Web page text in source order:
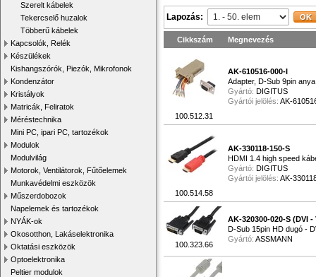
Szerelt kábelek
Tekercselő huzalok
Többerű kábelek
Kapcsolók, Relék
Készülékek
Kishangszórók, Piezók, Mikrofonok
Kondenzátor
Kristályok
Matricák, Feliratok
Méréstechnika
Mini PC, ipari PC, tartozékok
Modulok
Modulvilág
Motorok, Ventilátorok, Fűtőelemek
Munkavédelmi eszközök
Műszerdobozok
Napelemek és tartozékok
NYÁK-ok
Okosotthon, Lakáselektronika
Oktatási eszközök
Optoelektronika
Peltier modulok
DisplayPort dugó (1)
SATA dugó (1)
micro USB anya (2)
USB mini 5pin du… (2)
tüskés csatlakoz… (1)
IDE 20pin anya (2)
Centronics 36pin… (2)
Jack 3.5mm aljza… (2)
Jack 3,5mm 3pin … (1)
USB A aljzat x2 (3)
PS/2 dugó (4)
PS/2 aljzat (2)
micro USB B 3.0 (1)
RJ11 aljzat (1)
RJ45 aljzat (3)
USB 3.2 (2)
5.5 /
Lapozás:
Cikkszám Megnevezés
100.512.31
AK-610516-000-I
Adapter, D-Sub 9pin
Gyártó: DIGITUS
Gyártói jelölés: AK-
100.514.58
AK-330118-150-S
HDMI 1.4 high speed
Gyártó: DIGITUS
Gyártói jelölés: AK-
100.323.66
AK-320300-020-S (DVI -
D-Sub 15pin HD dugó -
Gyártó: ASSMANN